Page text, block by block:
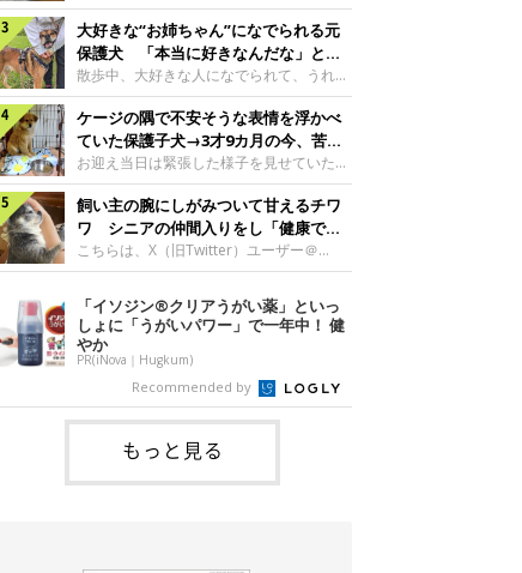
したのでしょうか。今回は、神楽ちゃんの
成長を飼い主さんと振り返ります！神楽ち
ゃんの成長について聞いた！お迎えから数
日後の神楽ちゃん（撮影時生後2カ月）＠
Kus1oKg2vsgdWS2――お迎え当初の神楽
ちゃんの様子について教えてください。飼
い主さん： 「お迎え当日から“ヘソ天”で寝
るようなコでし
犬。あれから2カ月、表情や行動にさまざ
まな変化が見られるようになりました。遊
び疲れて眠る生後2カ月のなっちゃん遊び
疲れた様子のなっちゃん。@Pkndg_紹介
するのは、X（旧Twitter）ユーザー
@Pkndg_さんの愛犬・なっちゃん（取材
時、生後4カ月／柴犬）。こちらの写真
は、なっちゃんが生後2カ月のころに撮影
された一枚です。この日、なっちゃんは家
族と一緒におもちゃで遊んでいました。た
くさん遊んで疲れたのか、その後は眠り始
めたそうです。眠るなっちゃん。
@Pkndg_
大好きな“お姉ちゃん”になでられる元
保護犬 「本当に好きなんだな」と感
じる表情にほっこり
散歩中、大好きな人になでられて、うれし
そうな表情を見せる元保護犬。甘えるよう
な姿に、見ているこちらまでほっこりしま
す。大好きな“お姉ちゃん”に甘える小次郎
くん妹さんになでてもらい、うれしそうな
表情を見せる小次郎くん（2026年6月撮
影）。@mika_Jimmy紹介するのは、X（旧
Twitter）ユーザー@mika_Jimmyさんの愛
犬・小次郎くん（撮影時5才）。こちら
は、飼い主さんの妹さんと一緒に散歩をし
日、飼い主さんは実家から自宅へ帰る途
中、妹さんと公園で待ち合わせ
ケージの隅で不安そうな表情を浮かべ
ていた保護子犬→3才9カ月の今、苦手
を克服し頼もしいコに成長！
お迎え当日は緊張した様子を見せていた元
野犬の保護子犬。あれから約3年半、苦手
だったことを一つひとつ克服し、家族に寄
り添う姿を見せています。お迎え当日、ケ
ージの隅で不安そうにお迎え当日のシルビ
アちゃん。@nemonemotos今回紹介する
のは、X（旧Twitter）ユーザー
@nemonemotosさんの愛犬・シルビアち
ゃん（撮影当時、生後推定2カ月）。飼い
主さんが「#最初に撮った一枚」として投
稿した写真には、ケージの隅で不安そうな
表情を浮かべるシルビアちゃんの姿が写っ
ていました。こちらは、保護犬だったシル
飼い主の腕にしがみついて甘えるチワ
ワ シニアの仲間入りをし「健康で穏
やかな暮らしが続いてほしい」と願う
こちらは、X（旧Twitter）ユーザー＠
kotubusuke617さんが投稿した写真。写
っているのは、愛犬でチワワのつぶしゃん
（本名：こつぶちゃん）です。飼い主さん
の腕にしがみつくつぶしゃん（撮影時6
才）＠kotubusuke617撮影当時の状況に
ついて伺うと、飼い主さんはこう教えてく
れました。飼い主さん： 「ある休日のこ
とです。私がソファに座った途端にひざの
上にのってきたので、そのままなでながら
テレビを見ていたのですが、微動だにしな
いので気になって見てみると、腕にしがみ
「イソジン®クリアうがい薬」といっ
しょに「うがいパワー」で一年中！ 健
やか
PR(iNova｜Hugkum)
Recommended by
もっと見る